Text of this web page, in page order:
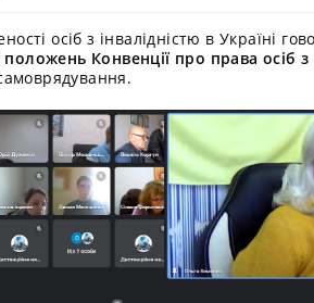
осіб з інвалідністю в Україні
Конвенції про права осіб з